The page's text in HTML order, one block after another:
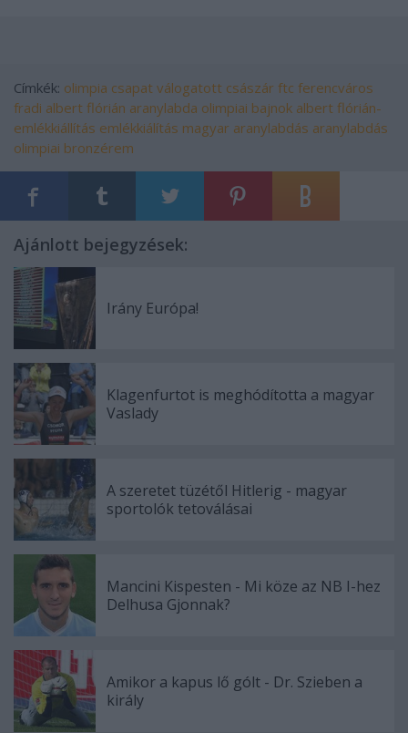
Címkék: olimpia csapat válogatott császár ftc ferencváros
fradi albert flórián aranylabda olimpiai bajnok albert flórián-
emlékkiállítás emlékkiálítás magyar aranylabdás aranylabdás
olimpiai bronzérem
Ajánlott bejegyzések:
Irány Európa!
Klagenfurtot is meghódította a magyar
Vaslady
A szeretet tüzétől Hitlerig - magyar
sportolók tetoválásai
Mancini Kispesten - Mi köze az NB I-hez
Delhusa Gjonnak?
Amikor a kapus lő gólt - Dr. Szieben a
király